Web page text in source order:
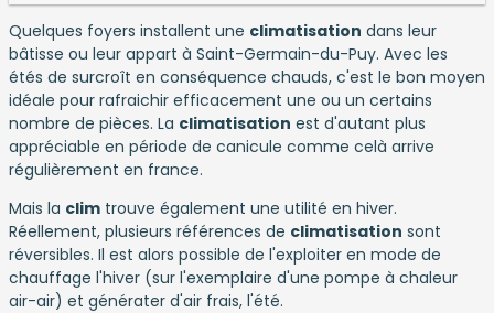
Quelques foyers installent une climatisation dans leur
bâtisse ou leur appart à Saint-Germain-du-Puy. Avec les
étés de surcroît en conséquence chauds, c'est le bon moyen
idéale pour rafraichir efficacement une ou un certains
nombre de pièces. La climatisation est d'autant plus
appréciable en période de canicule comme celà arrive
régulièrement en france.
Mais la clim trouve également une utilité en hiver.
Réellement, plusieurs références de climatisation sont
réversibles. Il est alors possible de l'exploiter en mode de
chauffage l'hiver (sur l'exemplaire d'une pompe à chaleur
air-air) et générater d'air frais, l'été.